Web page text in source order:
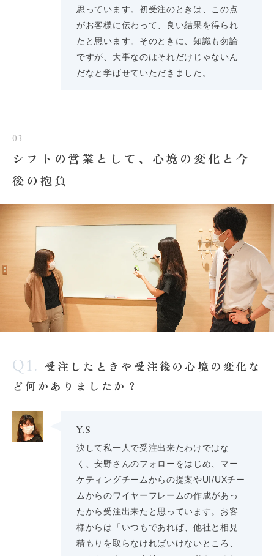
思っています。初受注のときは、この点
がお客様に伝わって、良い結果を得られ
たと思います。そのときに、知識も勿論
ですが、大事なのはそれだけじゃないん
だなと学ばせていただきました。
03
シフトの営業として、心境の変化と今
後の抱負
Q1. 受注したときや受注後の心境の変化な
ど何かありましたか？
Y.S
決して私一人で受注出来たわけではな
く、安野さんのフォローをはじめ、マー
ケティングチームからの提案やUI/UXチー
ムからのワイヤーフレームの作成があっ
たから受注出来たと思っています。お客
様からは「いつもであれば、他社と相見
積もりを取らなければいけないところ、